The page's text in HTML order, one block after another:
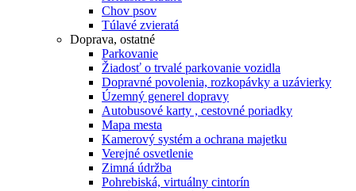
Chov psov
Túlavé zvieratá
Doprava, ostatné
Parkovanie
Žiadosť o trvalé parkovanie vozidla
Dopravné povolenia, rozkopávky a uzávierky
Územný generel dopravy
Autobusové karty , cestovné poriadky
Mapa mesta
Kamerový systém a ochrana majetku
Verejné osvetlenie
Zimná údržba
Pohrebiská, virtuálny cintorín